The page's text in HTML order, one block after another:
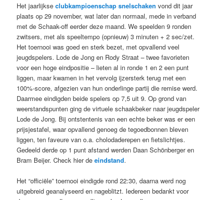
Het jaarlijkseclubkampioenschap snelschaken vond dit jaar
plaats op 29 november, wat later dan normaal, mede in verband
met de Schaak-off eerder deze maand. We speelden 9 ronden
zwitsers, met als speeltempo (opnieuw) 3 minuten + 2 sec/zet.
Het toernooi was goed en sterk bezet, met opvallend veel
jeugdspelers. Lode de Jong en Rody Straat – twee favorieten
voor een hoge eindpositie – lieten al in ronde 1 en 2 een punt
liggen, maar kwamen in het vervolg ijzersterk terug met een
100%-score, afgezien van hun onderlinge partij die remise werd.
Daarmee eindigden beide spelers op 7,5 uit 9. Op grond van
weerstandspunten ging de virtuele schaakbeker naar jeugdspeler
Lode de Jong. Bij ontstentenis van een echte beker was er een
prijsjestafel, waar opvallend genoeg de tegoedbonnen bleven
liggen, ten faveure van o.a. cholodaderepen en fietslichtjes.
Gedeeld derde op 1 punt afstand werden Daan Schönberger en
Bram Beijer. Check hier deeindstand.
Het “officiële” toernooi eindigde rond 22:30, daarna werd nog
uitgebreid geanalyseerd en nageblitzt. Iedereen bedankt voor